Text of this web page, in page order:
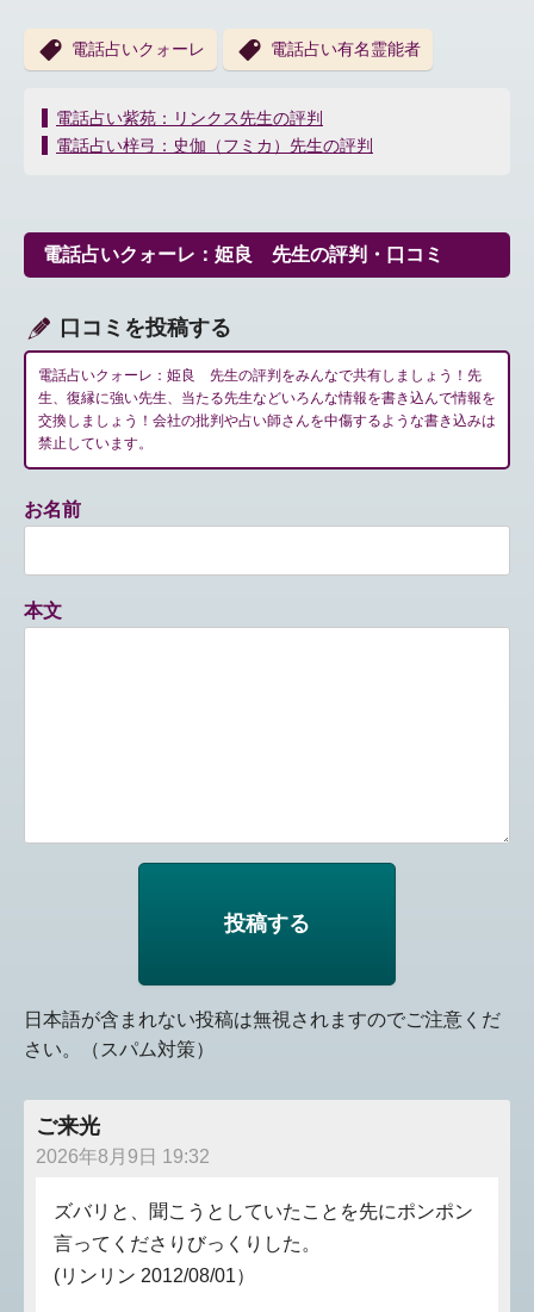
電話占いクォーレ 電話占い有名霊能者
投
稿
ー
シ
ン
電話占い紫苑：リンクス先生の評判
電話占い梓弓：史伽（フミカ）先生の評判
電話占いクォーレ：姫良 先生の評判・口コミ
口コミを投稿する
電話占いクォーレ：姫良 先生の評判をみんなで共有しましょう！先
生、復縁に強い先生、当たる先生などいろんな情報を書き込んで情報を
交換しましょう！会社の批判や占い師さんを中傷するような書き込みは
禁止しています。
お名前
本文
日本語が含まれない投稿は無視されますのでご注意くだ
さい。（スパム対策）
ご来光
2026年8月9日 19:32
ズバリと、聞こうとしていたことを先にポンポン
言ってくださりびっくりした。
(リンリン 2012/08/01）